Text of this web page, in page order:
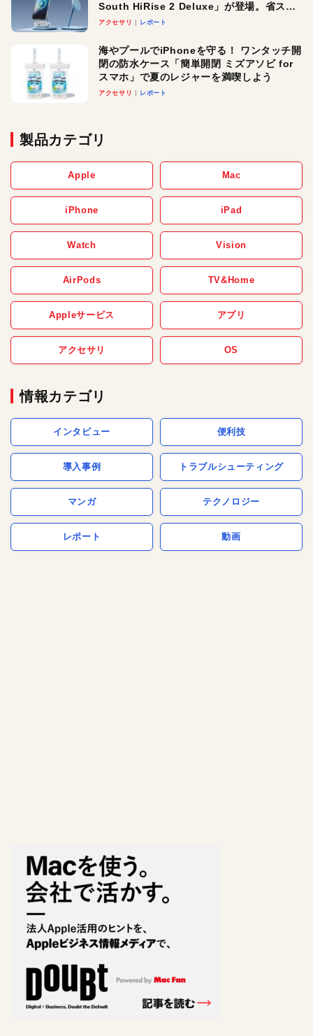
South HiRise 2 Deluxe」が登場。省スペ
ースでおしゃれに充電したい人にオスス
アクセサリ レポート
海やプールでiPhoneを守る！ ワンタッチ開
閉の防水ケース「簡単開閉 ミズアソビ for
スマホ」で夏のレジャーを満喫しよう
アクセサリ レポート
製品カテゴリ
Apple Mac
iPhone iPad
Watch Vision
AirPods TV&Home
Appleサービス アプリ
アクセサリ OS
情報カテゴリ
インタビュー 便利技
導入事例 トラブルシューティング
マンガ テクノロジー
レポート 動画